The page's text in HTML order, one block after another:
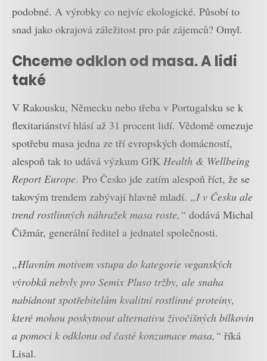
podobné. A výrobky co nejvíc ekologické. Působí to
snad jako okrajová záležitost pro pár zájemců? Omyl.
Chceme odklon od masa. A lidi
také
V Rakousku, Německu nebo třeba v Portugalsku se k
flexitariánství hlásí až 31 procent lidí. Vědomě omezuje
spotřebu masa jedna ze tří evropských domácností,
alespoň tak to udává výzkum GfK Health & Wellbeing
Report Europe. Pro Česko jde zatím alespoň říct, že se
takovým trendem zabývají hlavně mladí. „I v Česku ale
trend rostlinných náhražek masa roste,“ dodává Michal
Čižmár, generální ředitel a jednatel společnosti.
„Hlavním motivem vstupu do kategorie veganských
výrobků nebyly pro Semix Pluso tržby, ale snaha
nabídnout spotřebitelům kvalitní rostlinné proteiny,
které mohou poskytnout alternativu živočišných bílkovin
a pomoci k odklonu od časté konzumace masa,“ říká
Lisal.